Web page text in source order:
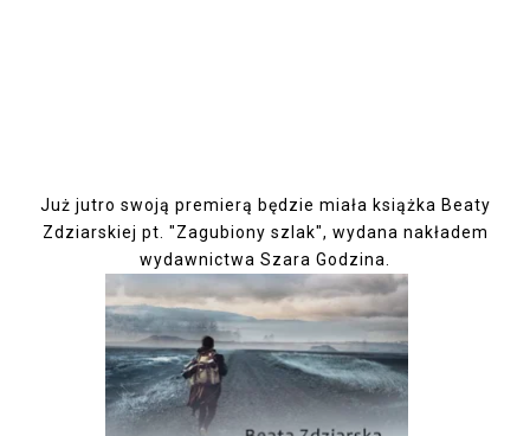
Już jutro swoją premierą będzie miała książka Beaty
Zdziarskiej pt. "Zagubiony szlak", wydana nakładem
wydawnictwa Szara Godzina.